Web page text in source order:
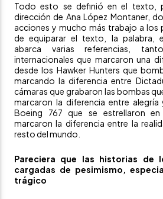
Todo esto se definió en el texto,
dirección de Ana López Montaner,
acciones y mucho más trabajo a los
de equiparar el texto, la palabra,
abarca varias referencias,
internacionales que marcaron una
desde los Hawker Hunters que
marcando la diferencia entre
cámaras que grabaron las bombas
marcaron la diferencia entre
Boeing 767 que se estrellaron en
marcaron la diferencia entre la
resto del mundo.
Pareciera que las historias de
cargadas de pesimismo,
trágico